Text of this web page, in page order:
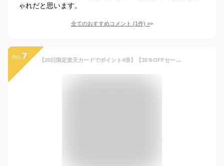
ゃれだと思います。
全てのおすすめコメント (1件) >
no. 7 【20日限定楽天カードでポイント4倍】【30％OFFセール】ビーチバッグ ボストン 2ルーム ALGY アルジー プールバッグ スイムバッグ ストライプ 無地 女の子 子供 キッズ ジュニア 水着 バッグ おしゃれ かわいい 小学生 中学生【G】【2302】【C】